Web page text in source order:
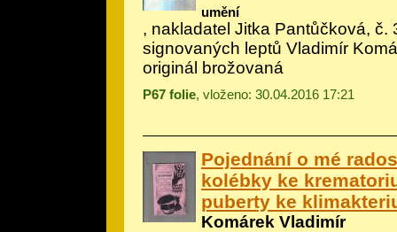
umění
, nakladatel Jitka Pantůčková, č.
signovaných leptů Vladimír
originál brožovaná
P67 folie, vloženo: 30.04.2016 17:21
Pojednání o mé
kolébky ke
puberty ke
Komárek Vladimír